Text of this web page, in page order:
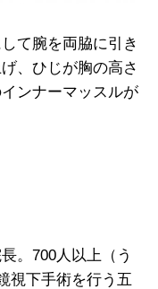
て腕を両脇に引き
、ひじが胸の高さ
ンナーマッスルが
。700人以上（う
視下手術を行う五